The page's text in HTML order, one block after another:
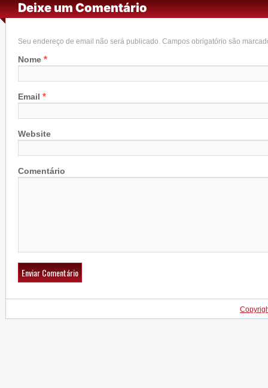
Deixe um Comentário
Seu endereço de email não será publicado. Campos obrigatório são
Nome *
Email *
Website
Comentário